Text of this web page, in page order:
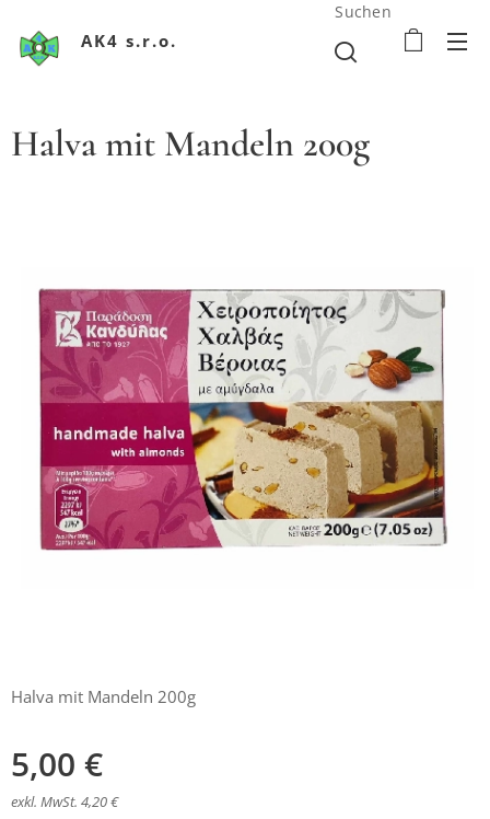
AK4 s.r.o.
Suchen
Halva mit Mandeln 200g
Halva mit Mandeln 200g
5,00 €
exkl. MwSt. 4,20 €